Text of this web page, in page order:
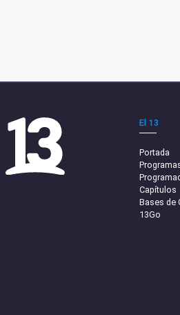
El 13
Portada
Capítulos
Bases de
13Go